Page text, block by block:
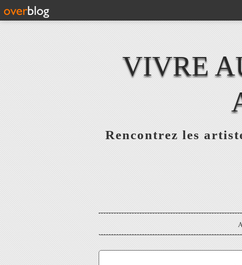
VIVRE
Rencontrez les